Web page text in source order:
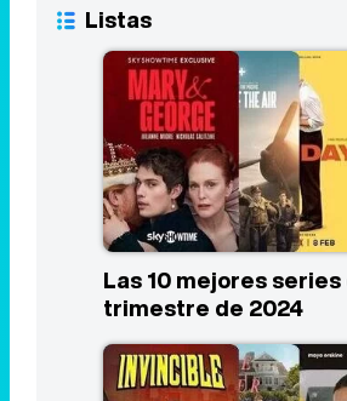
Listas
Las 10 mejores
trimestre de 2024